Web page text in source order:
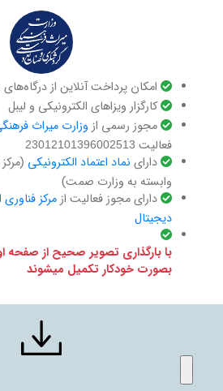
امکان پرداخت آنلاین از درگاه‌های
کارگزار ویزاهای الکترونیکی و لیبل
مجوز رسمی از وزارت میراث
فعالیت 23012101396002513
دارای ‌ نماد اعتماد الکترونیکی
وابسته به وزارت صمت)
دارای مجوز فعالیت ازمرکز
دیجیتال
با بارگذاری تصویر صحیح از صفحه
بصورت خودکار تکمیل میشوند